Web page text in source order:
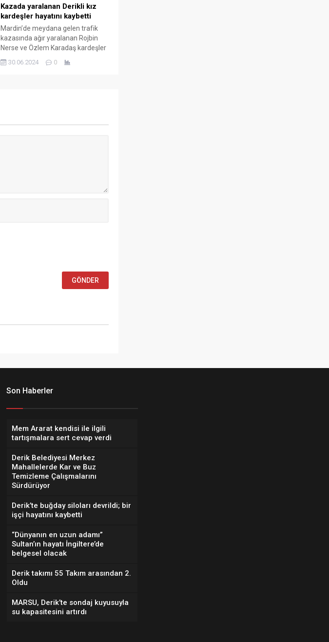
Kazada yaralanan Derikli kız
kardeşler hayatını kaybetti
Mardin’de meydana gelen trafik
kazasında ağır yaralanan Rojbin
Nerse ve Özlem Karadaş kardeşler
hayatını kaybetti.
30.06.2024 0
Son Haberler
Mem Ararat kendisi ile ilgili
tartışmalara sert cevap verdi
Derik Belediyesi Merkez
Mahallelerde Kar ve Buz
Temizleme Çalışmalarını
Sürdürüyor
Derik’te buğday siloları devrildi; bir
işçi hayatını kaybetti
“Dünyanın en uzun adamı”
Sultan’ın hayatı İngiltere’de
belgesel olacak
Derik takımı 55 Takım arasından 2.
Oldu
MARSU, Derik’te sondaj kuyusuyla
su kapasitesini artırdı